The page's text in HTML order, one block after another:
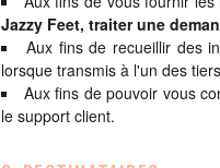
Jazzy Feet, traiter une
Aux fins de recueillir des
lorsque transmis à l'un des
Aux fins de pouvoir vous
le support client.